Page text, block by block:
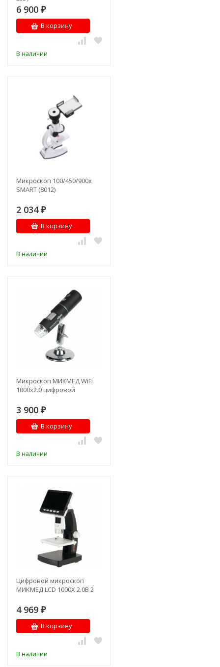
6 900 ₽
В корзину
В наличии
Микроскоп 100/450/900x
SMART (8012)
2 034 ₽
В корзину
В наличии
Микроскоп МИКМЕД WiFi
1000х2.0 цифровой
3 900 ₽
В корзину
В наличии
Цифровой микроскоп
МИКМЕД LCD 1000Х 2.0B 2
4 969 ₽
В корзину
В наличии